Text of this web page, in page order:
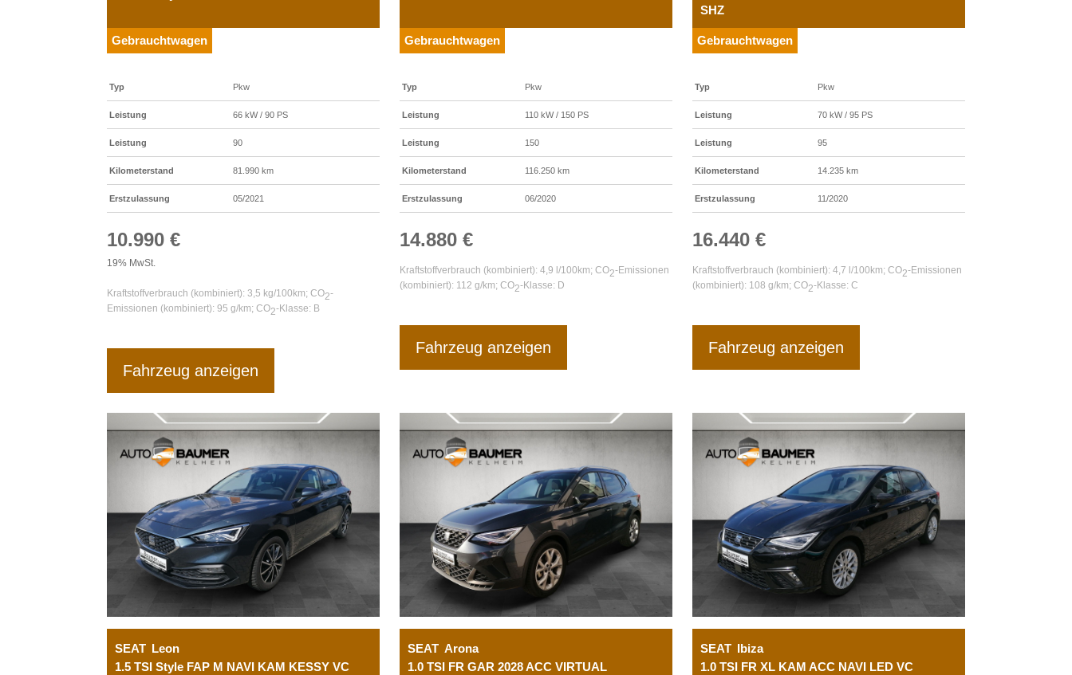
Gebrauchtwagen
Typ Pkw
Leistung 66 kW / 90 PS
Leistung 90
Kilometerstand 81.990 km
Erstzulassung 05/2021
10.990 €
19% MwSt.
Kraftstoffverbrauch (kombiniert):3,5 kg/100km;CO2-
Emissionen (kombiniert):95 g/km;CO2-Klasse: B
Fahrzeug anzeigen
Gebrauchtwagen
Typ Pkw
Leistung 110 kW / 150 PS
Leistung 150
Kilometerstand 116.250 km
Erstzulassung 06/2020
14.880 €
Kraftstoffverbrauch (kombiniert):4,9 l/100km;CO2-Emissionen
(kombiniert): 112 g/km;CO2-Klasse: D
Fahrzeug anzeigen
SHZ
Gebrauchtwagen
Typ Pkw
Leistung 70 kW / 95 PS
Leistung 95
Kilometerstand 14.235 km
Erstzulassung 11/2020
16.440 €
Kraftstoffverbrauch (kombiniert): 4,7 l/100km; CO2-Emissionen
(kombiniert): 108 g/km; CO2-Klasse: C
Fahrzeug anzeigen
SEAT Leon
1.5 TSI Style FAP M NAVI KAM KESSY VC
SEAT Arona
1.0 TSI FR GAR 2028 ACC VIRTUAL
SEAT Ibiza
1.0 TSI FR XL KAM ACC NAVI LED VC